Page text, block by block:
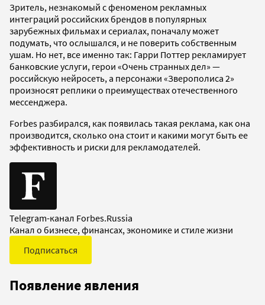
Зритель, незнакомый с феноменом рекламных
интеграций российских брендов в популярных
зарубежных фильмах и сериалах, поначалу может
подумать, что ослышался, и не поверить собственным
ушам. Но нет, все именно так: Гарри Поттер рекламирует
банковские услуги, герои «Очень странных дел» —
российскую нейросеть, а персонажи «Зверополиса 2»
произносят реплики о преимуществах отечественного
мессенджера.
Forbes разбирался, как появилась такая реклама, как она
производится, сколько она стоит и какими могут быть ее
эффективность и риски для рекламодателей.
Telegram-канал Forbes.Russia
Канал о бизнесе, финансах, экономике и стиле жизни
Подписаться
Появление явления